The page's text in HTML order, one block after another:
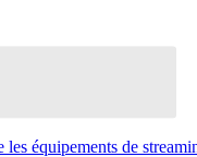
les équipements de